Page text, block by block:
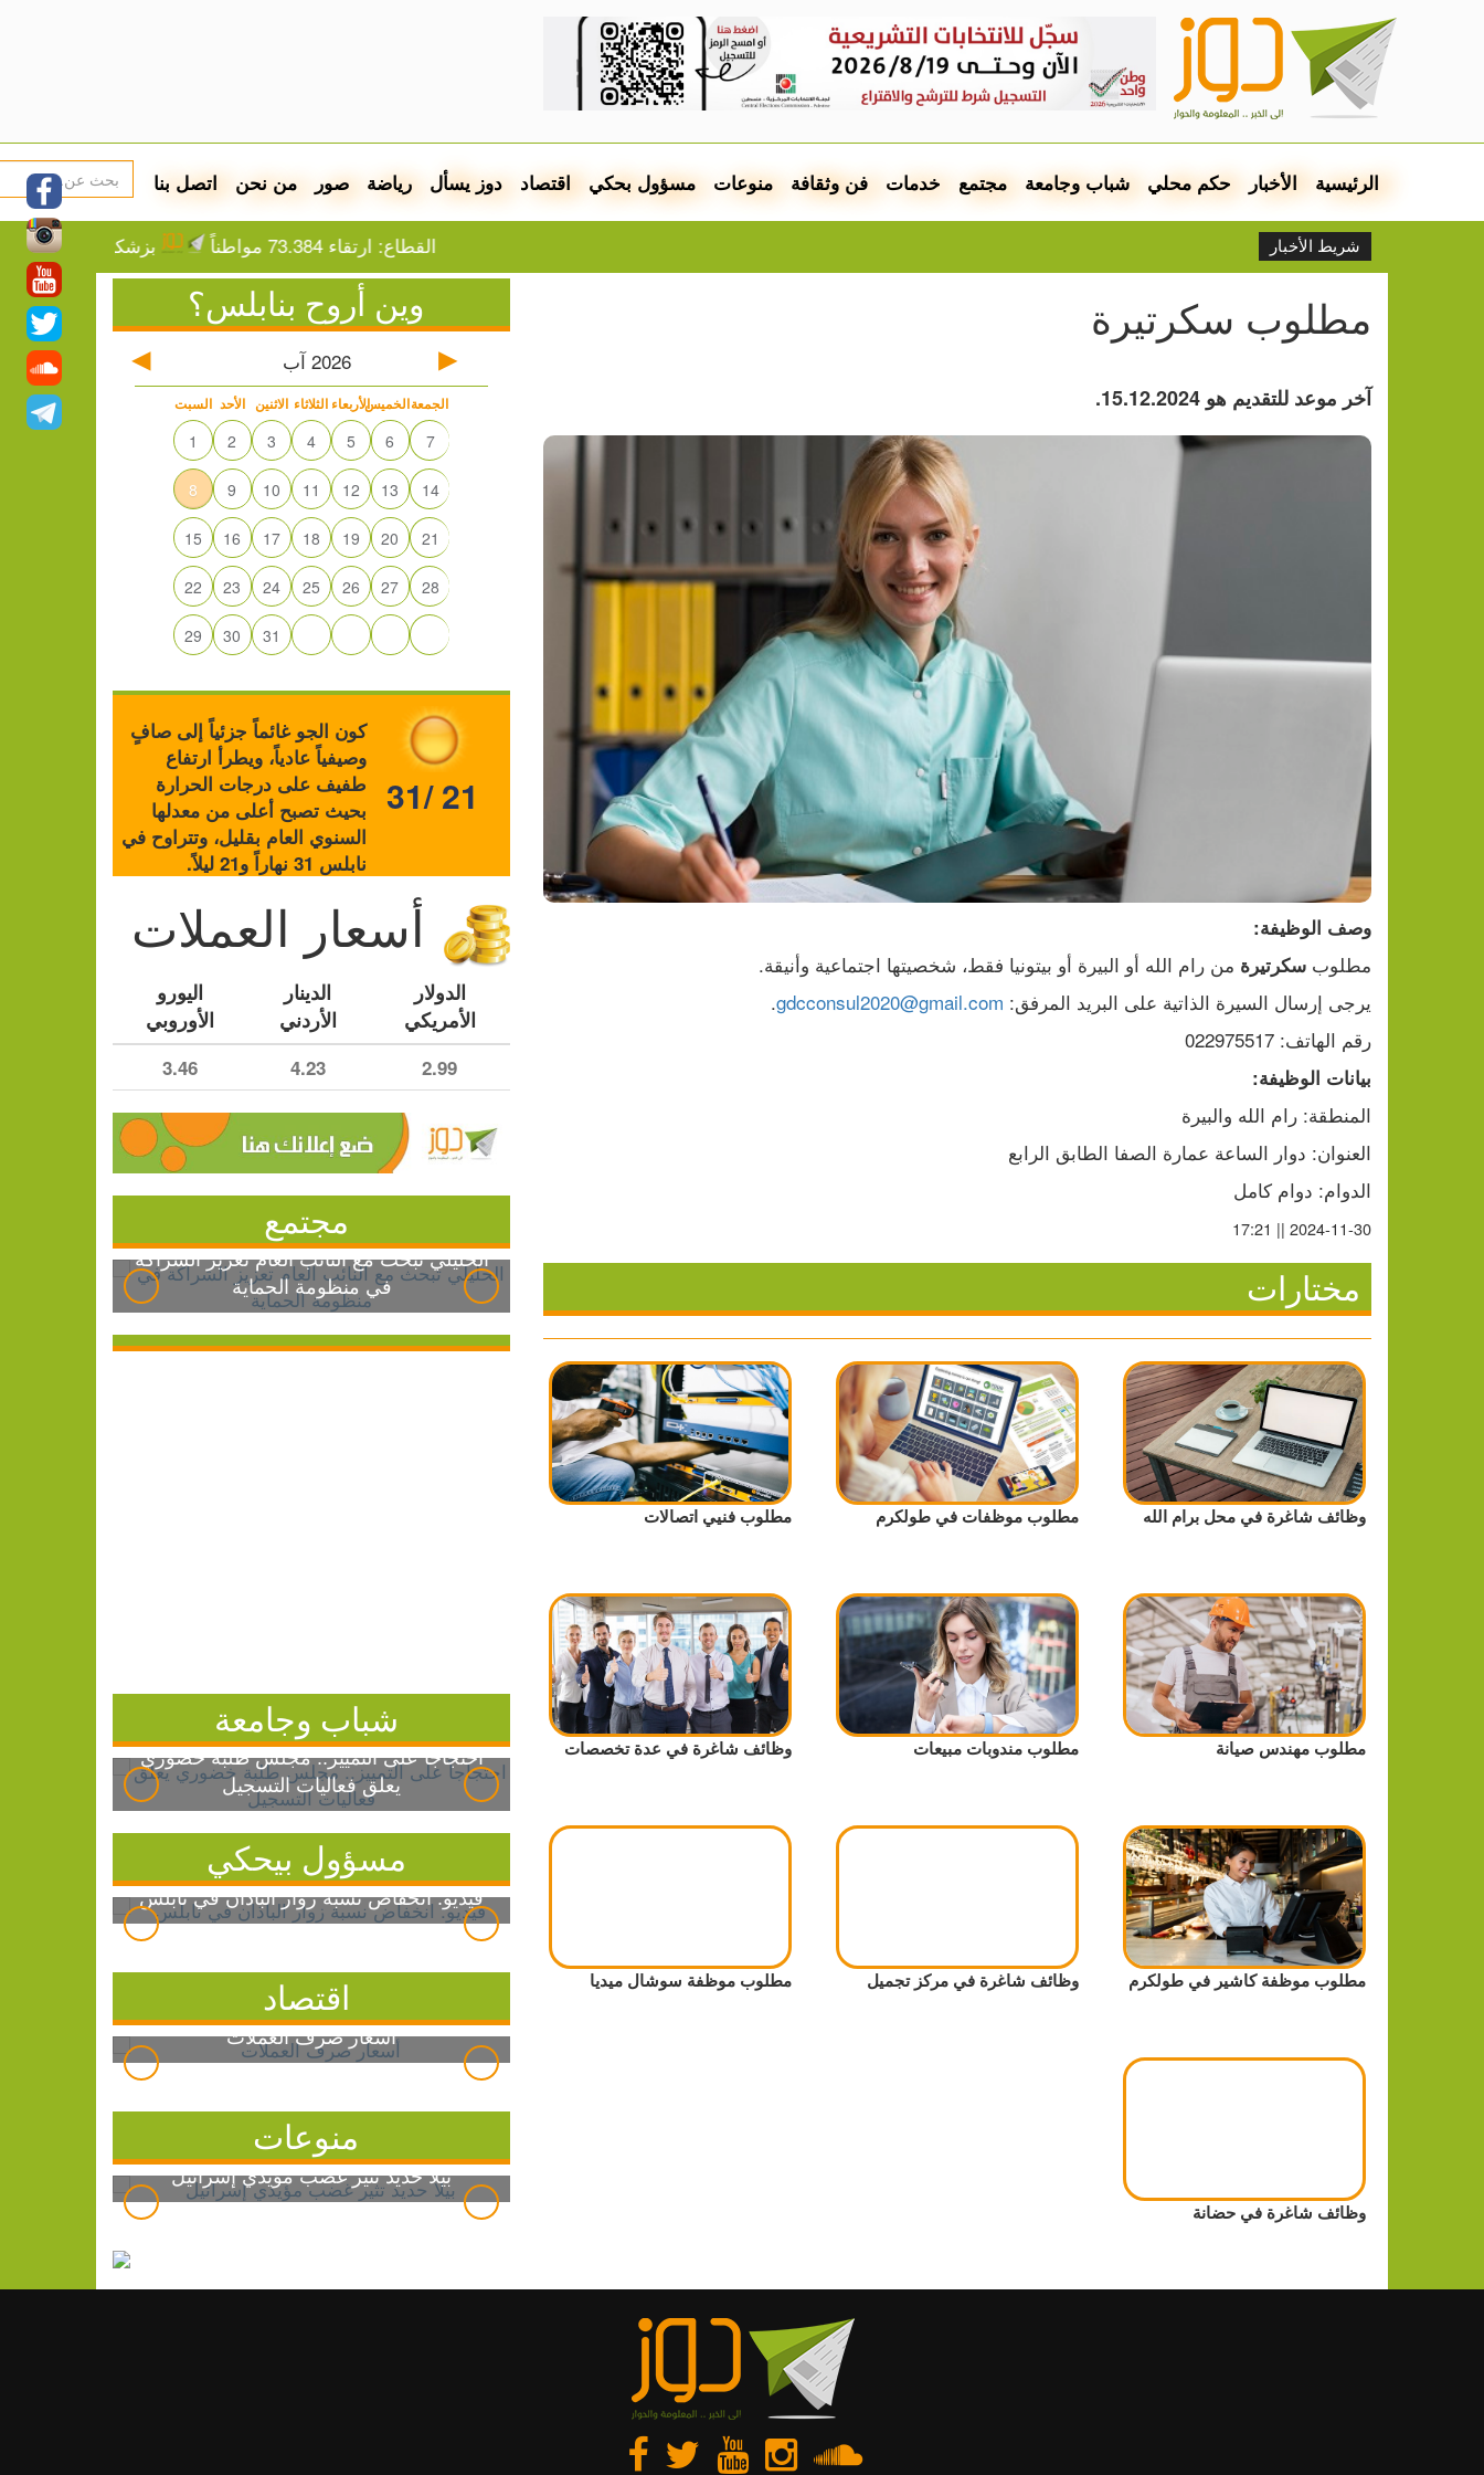
الرئيسية الأخبار حكم محلي شباب وجامعة مجتمع خدمات فن وثقافة منوعات مسؤول بحكي اقتصاد دوز يسأل رياضة صور من نحن اتصل بنا
شريط الأخبار القطاع: ارتقاء 73.384 مواطناً بزشكيان في عامه
مطلوب سكرتيرة
آخر موعد للتقديم هو 15.12.2024.
وصف الوظيفة:
مطلوب سكرتيرة من رام الله أو البيرة أو بيتونيا فقط، شخصيتها اجتماعية وأنيقة.
يرجى إرسال السيرة الذاتية على البريد المرفق: gdcconsul2020@gmail.com
.
رقم الهاتف: 022975517
بيانات الوظيفة:
المنطقة: رام الله والبيرة
العنوان: دوار الساعة عمارة الصفا الطابق الرابع
الدوام: دوام كامل
2024-11-30 || 17:21
مختارات
وظائف شاغرة في محل برام الله مطلوب موظفات في طولكرم مطلوب فنيي اتصالات
مطلوب مهندس صيانة مطلوب مندوبات مبيعات وظائف شاغرة في عدة تخصصات
مطلوب موظفة كاشير في طولكرم وظائف شاغرة في مركز تجميل مطلوب موظفة سوشال ميديا
وظائف شاغرة في حضانة
وين أروح بنابلس؟
2026 آب
السبت الأحد الاثنين الثلاثاء الأربعاءالخميسالجمعة
1 2 3 4 5 6 7
8 9 10 11 12 13 14
15 16 17 18 19 20 21
22 23 24 25 26 27 28
29 30 31
كون الجو غائماً جزئياً إلى صافٍ
وصيفياً عادياً، ويطرأ ارتفاع
طفيف على درجات الحرارة
بحيث تصبح أعلى من معدلها
السنوي العام بقليل، وتتراوح في
نابلس 31 نهاراً و21 ليلاً.
31/ 21
أسعار العملات
الدولار
الأمريكي
الدينار
الأردني
اليورو
الأوروبي
2.99
4.23
3.46
مجتمع
الخليلي تبحث مع النائب العام تعزيز الشراكة
في منظومة الحماية
شباب وجامعة
احتجاجاً على التمييز.. مجلس طلبة خضوري
يعلق فعاليات التسجيل
مسؤول بيحكي
فيديو: انخفاض نسبة زوار الباذان في نابلس
اقتصاد
أسعار صرف العملات
منوعات
بيلا حديد تثير غضب مؤيدي إسرائيل